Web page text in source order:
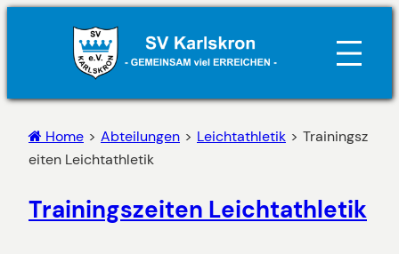
Home > Abteilungen > Leichtathletik > Trainingsz
eiten Leichtathletik
Trainingszeiten Leichtathletik